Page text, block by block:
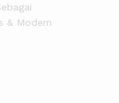
& Modern